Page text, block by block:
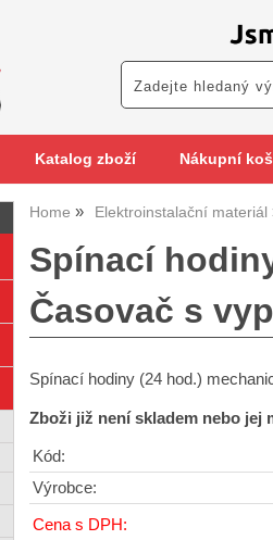
Katalog zboží Nákupní
Home Elektroinstalační materiál
Spínací
Časovač s
Spínací hodiny (24 hod.)
Zboži již není skladem nebo jej
Kód:
Výrobce:
Cena s DPH: